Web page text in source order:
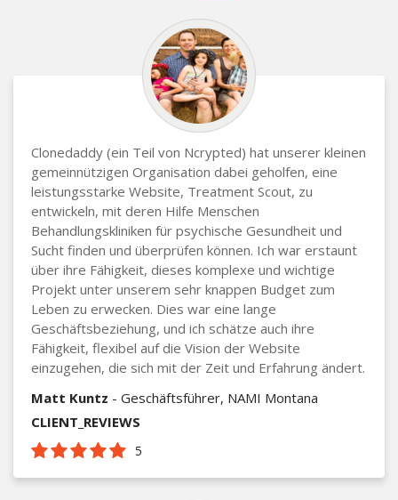
Clonedaddy (ein Teil von Ncrypted) hat unserer kleinen
gemeinnützigen Organisation dabei geholfen, eine
leistungsstarke Website, Treatment Scout, zu
entwickeln, mit deren Hilfe Menschen
Behandlungskliniken für psychische Gesundheit und
Sucht finden und überprüfen können. Ich war erstaunt
über ihre Fähigkeit, dieses komplexe und wichtige
Projekt unter unserem sehr knappen Budget zum
Leben zu erwecken. Dies war eine lange
Geschäftsbeziehung, und ich schätze auch ihre
Fähigkeit, flexibel auf die Vision der Website
einzugehen, die sich mit der Zeit und Erfahrung ändert.
Matt Kuntz - Geschäftsführer, NAMI Montana
CLIENT_REVIEWS
5